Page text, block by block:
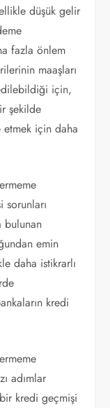
düşük gelir
fazla önlem
maaşları
için,
şekilde
için daha
bulunan
emin
daha istikrarlı
kredi
adımlar
kredi geçmişi